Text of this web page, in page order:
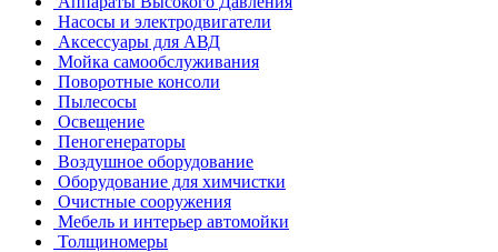
Насосы и электродвигатели
Аксессуары для АВД
Мойка самообслуживания
Поворотные консоли
Пылесосы
Освещение
Пеногенераторы
Воздушное оборудование
Оборудование для химчистки
Очистные сооружения
Мебель и интерьер автомойки
Толщиномеры